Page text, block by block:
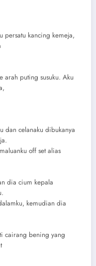
persatu kancing kemeja,
arah puting susuku. Aku
dan celanaku dibukanya
off set alias
dia cium kepala
kemudian dia
cairang bening yang